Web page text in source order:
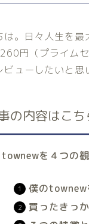
は。日々人生を
円（プライム
ビューしたいと思
の内容はこち
townewを４つの
僕のtownew
買ったきっ